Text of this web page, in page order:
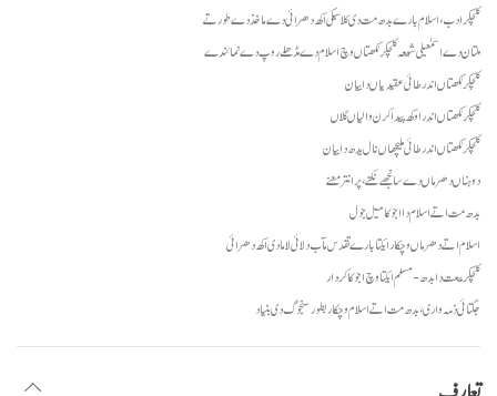
کلچکر ادب، اسلام بارے بدھ مت دی کلاسیکی اکھ دھرائی دے ماخذ دے طور تے
ملتان دے اسمٰعیلی شیعہ کلچکر لکھتاں وچ اسلام دے مڈھلے روپ دے نمائندے
کلچکر لکھتاں اندر طائی عقیدیاں دا بیان
کلچکر لکھتاں اندر اوکھ پیدا کرن والیاں گلاں
کلچکر لکھتاں اندر طائی ملیچھاں نال یدھ دا بیان
دوہناں دھرماں دے سانجھے نکتے، پر انتر معنے
بدھ مت اتے اسلام دا اجوکا میل جول
اسلام اتے دھرماں وچکار ایکتا بارے تقدس مآب دلائی لاما دی اکھ دھرائی
کلچکر بیعت دا بدھ-مسلم ایکتا وچ اجوکا کردار
جگتائی ذمہ واری، بدھ مت اتے اسلام وچکار بطورسنجوگ دی بنیاد